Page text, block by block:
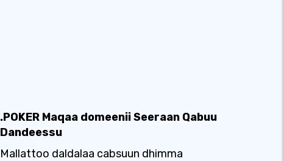
.POKER Maqaa domeenii Seeraan Qabuu
Dandeessu
Mallattoo daldalaa cabsuun dhimma